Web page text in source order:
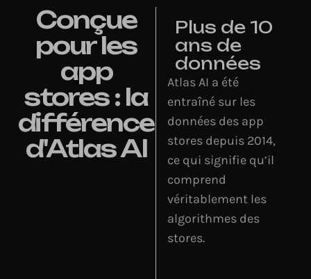
Conçue
pour les
app
stores : la
différence
d'Atlas AI
Plus de 10
ans de
données
Atlas AI a été
entraîné sur les
données des app
stores depuis 2014,
ce qui signifie qu’il
comprend
véritablement les
algorithmes des
stores.